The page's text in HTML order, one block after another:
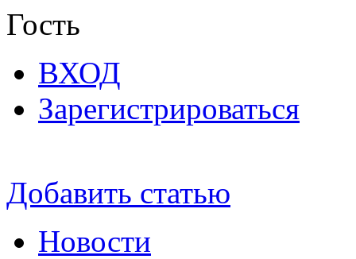
Гость
ВХОД
Зарегистрироваться
Добавить статью
Новости